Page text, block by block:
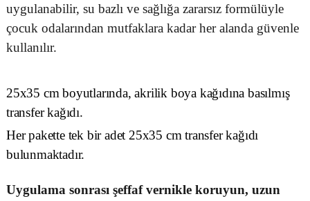
uygulanabilir, su bazlı ve sağlığa zararsız formülüyle
çocuk odalarından mutfaklara kadar her alanda güvenle
kullanılır.
25x35 cm boyutlarında, akrilik boya kağıdına basılmış
transfer kağıdı.
Her pakette tek bir adet 25x35 cm transfer kağıdı
bulunmaktadır.
Uygulama sonrası şeffaf vernikle koruyun, uzun